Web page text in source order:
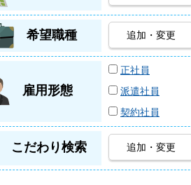
希望職種 追加・変更
雇用形態
正社員
派遣社員
契約社員
こだわり検索 追加・変更